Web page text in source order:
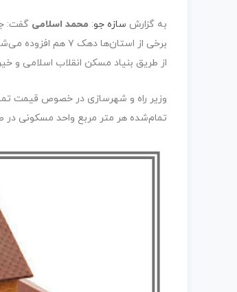
به گزارش سازه جو: محمد اسلامی گفت:
برخی از استان‌ها دهک ۷ هم افزوده می‌شود. در خصوص دهک‌های یک و دو نیز تعهداتی داریم که با از طریق
از طریق بنیاد مسکن انقلاب اسلامی و
وزیر راه و شهرسازی در خصوص قیمت
تمام‌شده هر متر مربع واحد مسکونی در طرح اقدام ملی بین ۲ و نیم تا ۳ میلیون تومان